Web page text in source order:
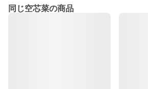
同じ空芯菜の商品